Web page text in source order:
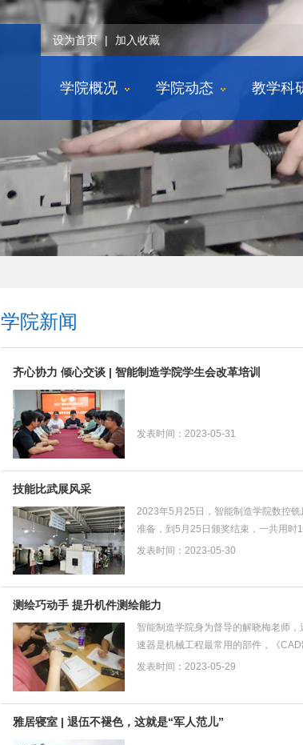
设为首页 | 加入收藏
学院概况 学院动态 教学科
学院新闻
齐心协力 倾心交谈 | 智能制造学院学生会改革培训
发表时间：2023-05-31
技能比武展风采
2023年5月25日，智能制造学院数控
准备，到5月25日颁奖结束，一共用时
玉书同学获二等奖，陈嘉伟，陈思汗，
发表时间：2023-05-30
测绘巧动手 提升机件测绘能力
智能制造学院身为督导的解晓梅老师
速器是机械工程最常用的部件，《
件、应用CAD软件绘制减速器零件图的
发表时间：2023-05-29
雅居寝室 | 退伍不褪色，这就是“军人范儿”